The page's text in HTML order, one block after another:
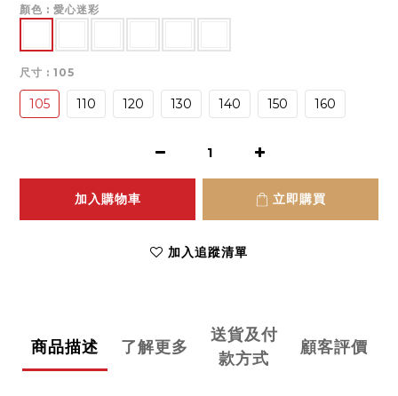
顏色 : 愛心迷彩
尺寸 : 105
105 110 120 130 140 150 160
加入購物車 立即購買
加入追蹤清單
商品描述 了解更多
送貨及付
款方式
顧客評價